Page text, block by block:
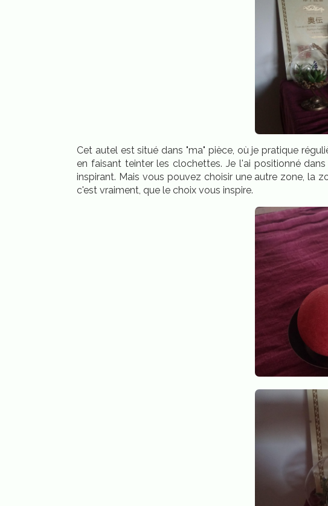
Cet autel est situé dans "ma" pièce, où je pratique
en faisant teinter les clochettes. Je l'ai positionné
inspirant. Mais vous pouvez choisir une autre zone, la
c'est vraiment, que le choix vous inspire.